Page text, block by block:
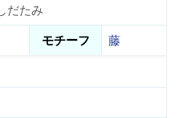
だたみ
モチーフ
藤